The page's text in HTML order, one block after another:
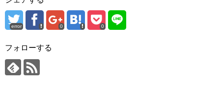
error 0 0
フォローする